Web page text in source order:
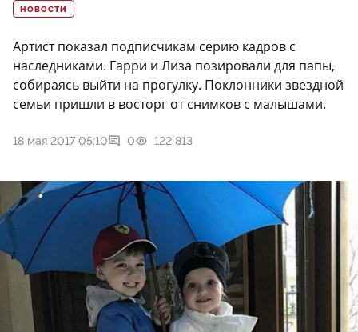
НОВОСТИ
Артист показал подписчикам серию кадров с
наследниками. Гарри и Лиза позировали для папы,
собираясь выйти на прогулку. Поклонники звездной
семьи пришли в восторг от снимков с малышами.
18 мая 2017 05:10 0 122 813